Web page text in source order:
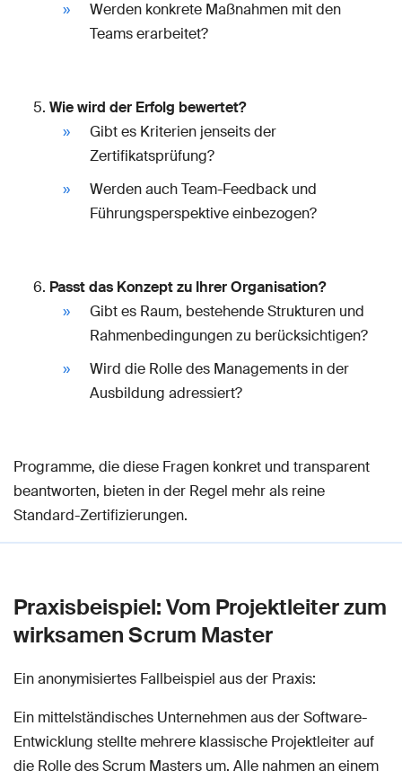
Werden konkrete Maßnahmen mit den
Teams erarbeitet?
Wie wird der Erfolg bewertet?
Gibt es Kriterien jenseits der
Zertifikatsprüfung?
Werden auch Team-Feedback und
Führungsperspektive einbezogen?
Passt das Konzept zu Ihrer Organisation?
Gibt es Raum, bestehende Strukturen und
Rahmenbedingungen zu berücksichtigen?
Wird die Rolle des Managements in der
Ausbildung adressiert?
Programme, die diese Fragen konkret und transparent
beantworten, bieten in der Regel mehr als reine
Standard-Zertifizierungen.
Praxisbeispiel: Vom Projektleiter zum
wirksamen Scrum Master
Ein anonymisiertes Fallbeispiel aus der Praxis:
Ein mittelständisches Unternehmen aus der Software-
Entwicklung stellte mehrere klassische Projektleiter auf
die Rolle des Scrum Masters um. Alle nahmen an einem